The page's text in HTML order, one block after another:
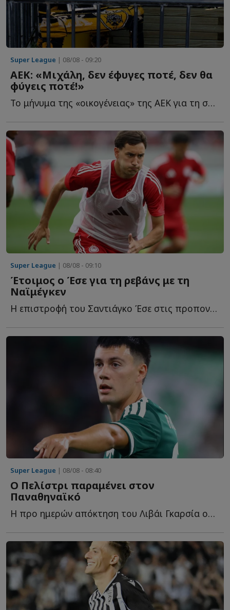
Super League | 08/08 - 09:20
ΑΕΚ: «Μιχάλη, δεν έφυγες ποτέ, δεν θα
φύγεις ποτέ!»
Το μήνυμα της «οικογένειας» της ΑΕΚ για τη συμπλήρωση τ...
Super League | 08/08 - 09:10
Έτοιμος ο Έσε για τη ρεβάνς με τη
Ναϊμέγκεν
Η επιστροφή του Σαντιάγκο Έσε στις προπονήσεις αλλάζει τ...
Super League | 08/08 - 08:40
Ο Πελίστρι παραμένει στον
Παναθηναϊκό
Η προ ημερών απόκτηση του Λιβάι Γκαρσία ουσιαστικά ο...